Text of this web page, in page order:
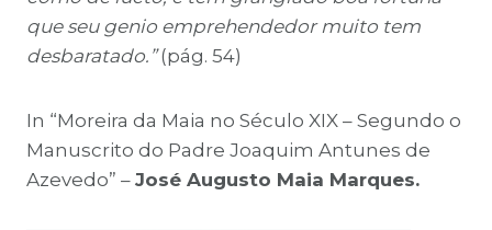
que seu genio emprehendedor muito tem
desbaratado.”(pág. 54)
In “Moreira da Maia no Século XIX – Segundo o
Manuscrito do Padre Joaquim Antunes de
Azevedo” – José Augusto Maia Marques.